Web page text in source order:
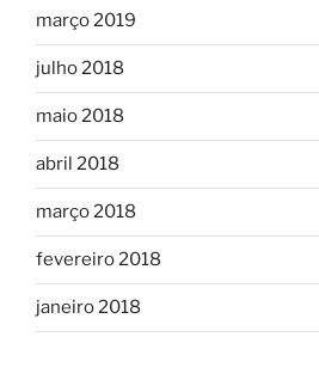
março 2019
julho 2018
maio 2018
abril 2018
março 2018
fevereiro 2018
janeiro 2018